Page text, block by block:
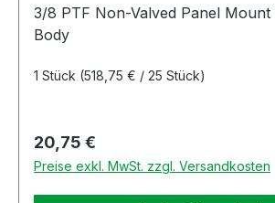
3/8 PTF Non-Valved Panel Mount
Body
1 Stück (518,75 € / 25 Stück)
Regulärer Preis:
20,75 €
Preise exkl. MwSt. zzgl. Versandkosten